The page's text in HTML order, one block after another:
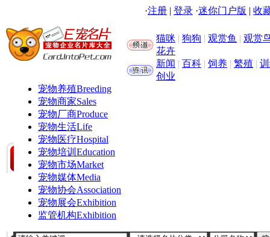
·注册 | 登录 ·迷你门户版 | 收
猫咪 | 狗狗 | 观赏鱼 | 观赏
花卉
新闻 | 百科 | 饲养 | 繁殖 |
创业
宠物养殖Breeding
宠物商家Sales
宠物厂商Produce
宠物生活Life
宠物医疗Hospital
宠物培训 Education
宠物市场Market
宠物媒体Media
宠物协会Association
宠物展会Exhibition
监管机构Exhibition